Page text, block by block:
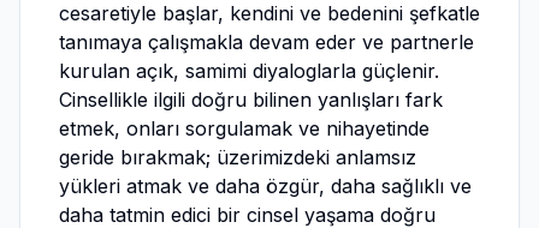
cesaretiyle başlar, kendini ve bedenini şefkatle
tanımaya çalışmakla devam eder ve partnerle
kurulan açık, samimi diyaloglarla güçlenir.
Cinsellikle ilgili doğru bilinen yanlışları fark
etmek, onları sorgulamak ve nihayetinde
geride bırakmak; üzerimizdeki anlamsız
yükleri atmak ve daha özgür, daha sağlıklı ve
daha tatmin edici bir cinsel yaşama doğru